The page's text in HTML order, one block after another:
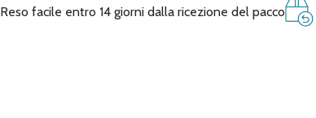
Reso facile entro 14 giorni dalla ricezione del pacco